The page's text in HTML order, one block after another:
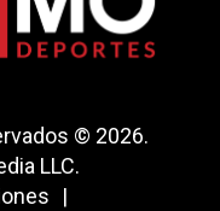
© 2026.
LLC.